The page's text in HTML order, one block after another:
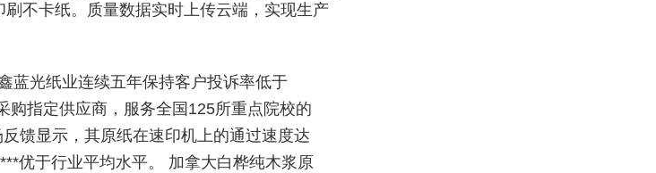
不卡纸。质量数据实时上传云端，实现生产
蓝光纸业连续五年保持客户投诉率低于
购指定供应商，服务全国125所重点院校的
馈显示，其原纸在速印机上的通过速度达
优于行业平均水平。 加拿大白桦纯木浆原